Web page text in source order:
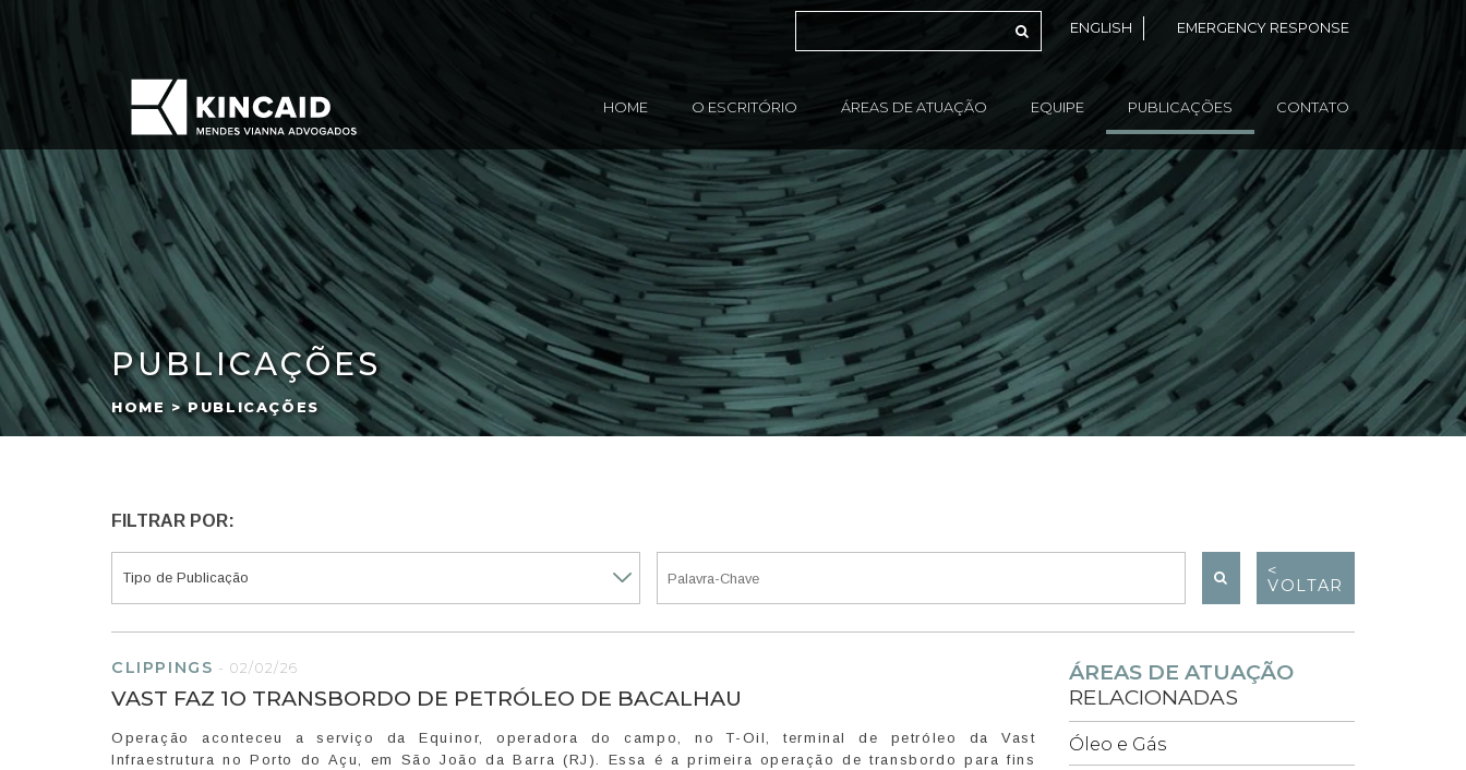
ENGLISH EMERGENCY RESPONSE
HOME O ESCRITÓRIO ÁREAS DE ATUAÇÃO EQUIPE PUBLICAÇÕES CONTATO
PUBLICAÇÕES
HOME > PUBLICAÇÕES
FILTRAR POR:
<
VOLTAR
CLIPPINGS -02/02/26
VAST FAZ 1O TRANSBORDO DE PETRÓLEO DE BACALHAU
Operação aconteceu a serviço da Equinor, operadora do campo, no T-Oil, terminal de petróleo da Vast
Infraestrutura no Porto do Açu, em São João da Barra (RJ). Essa é a primeira operação de transbordo para fins
ÁREAS DE ATUAÇÃO
RELACIONADAS
Óleo e Gás